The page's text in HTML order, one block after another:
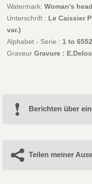
Watermark: Woman's
Unterschrift : Le Caissier
var.)
Alphabet - Serie : 1 to
Graveur Gravure :
Berichten über
Teilen meiner